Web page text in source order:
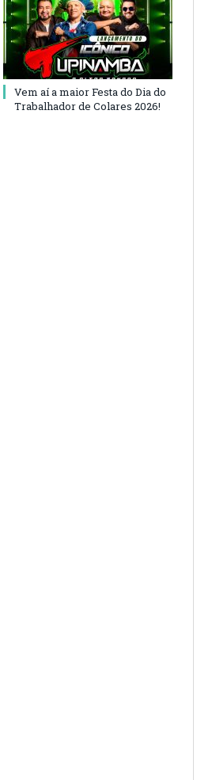
Vem aí a maior Festa do Dia do
Trabalhador de Colares 2026!